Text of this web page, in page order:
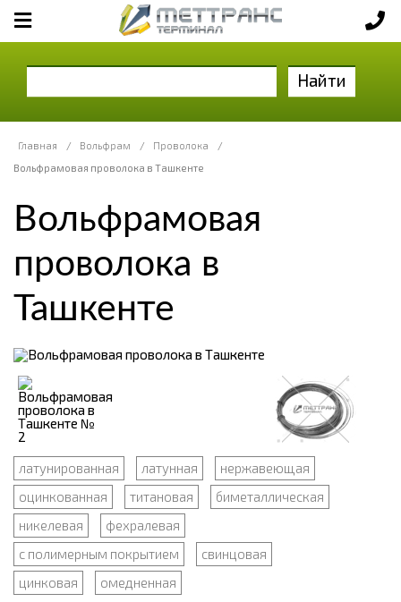
Найти
Главная / Вольфрам / Проволока
/
Вольфрамовая проволока в Ташкенте
Вольфрамовая
проволока в
Ташкенте
латунированная латунная
нержавеющая
оцинкованная
титановая
биметаллическая
никелевая
фехралевая
с полимерным покрытием
свинцовая
цинковая
омедненная